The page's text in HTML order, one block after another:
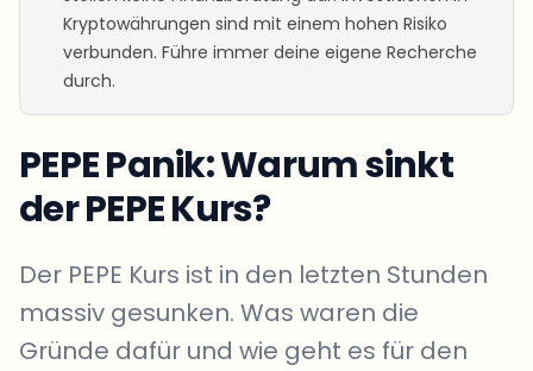
Kryptowährungen sind mit einem hohen Risiko
verbunden. Führe immer deine eigene Recherche
durch.
PEPE Panik: Warum sinkt
der PEPE Kurs?
Der PEPE Kurs ist in den letzten Stunden
massiv gesunken. Was waren die
Gründe dafür und wie geht es für den